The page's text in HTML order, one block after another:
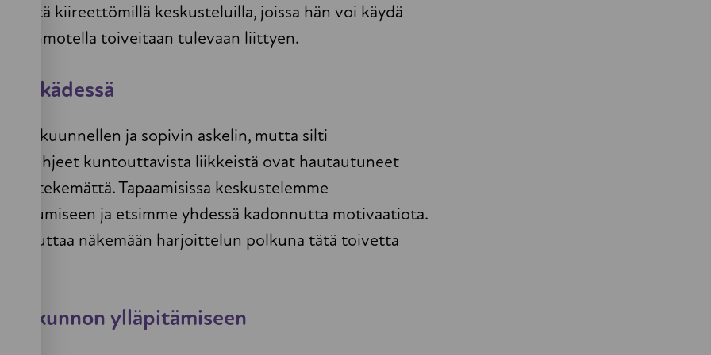
kiireettömillä keskusteluilla, joissa hän voi käydä
hahmotella toiveitaan tulevaan liittyen.
kuunnellen ja sopivin askelin, mutta silti
ohjeet kuntouttavista liikkeistä ovat hautautuneet
tekemättä. Tapaamisissa keskustelemme
ja etsimme yhdessä kadonnutta motivaatiota.
auttaa näkemään harjoittelun polkuna tätä toivetta
ylläpitämiseen